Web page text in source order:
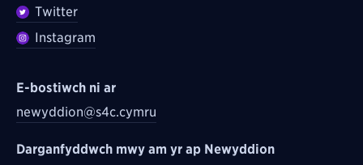
Twitter
Instagram
E-bostiwch ni ar
newyddion@s4c.cymru
Darganfyddwch mwy am yr ap Newyddion